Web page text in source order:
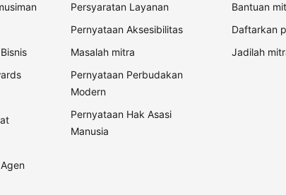
Persyaratan Layanan
Pernyataan Aksesibilitas
Masalah mitra
Pernyataan Perbudakan
Modern
Pernyataan Hak Asasi
Manusia
Bantuan
Daftarkan
Jadilah